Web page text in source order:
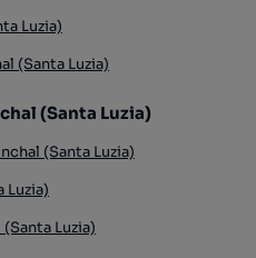
Luzia)
(Santa Luzia)
(Santa Luzia)
(Santa Luzia)
Luzia)
Luzia)